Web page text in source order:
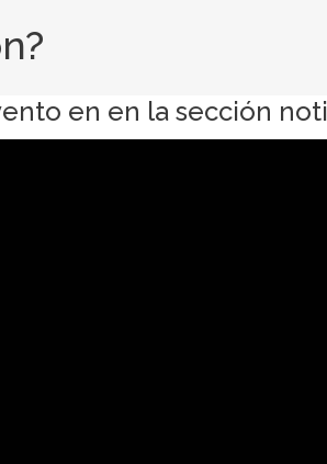
en en la sección